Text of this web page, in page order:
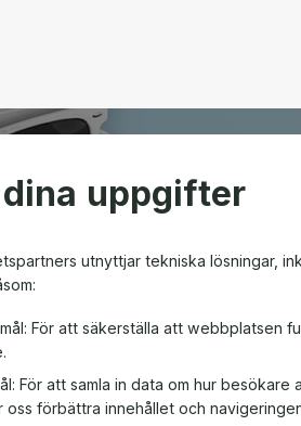
uppgifter
utnyttjar tekniska lösningar,
För att säkerställa att webbplatsen
För att samla in data om hur
oss förbättra innehållet och
ger friheten att välja
Oavsett om det är till
är ett presentkort en